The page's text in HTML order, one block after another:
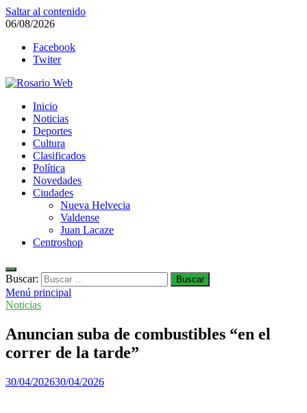
Saltar al contenido
06/08/2026
Facebook
Twiter
Rosario Web
Todas la noticias de Rosario y la zona
Inicio
Noticias
Deportes
Cultura
Clasificados
Política
Novedades
Ciudades
Nueva Helvecia
Valdense
Juan Lacaze
Centroshop
Buscar:
Menú principal
Noticias
Anuncian suba de combustibles “en el
correr de la tarde”
30/04/202630/04/2026